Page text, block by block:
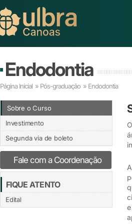
Endodontia
Página Inicial » Pós-graduação » Endodontia
Sobre o Curso
Investimento
Segunda via de boleto
Fale com a Coordenação
FIQUE ATENTO
Edital